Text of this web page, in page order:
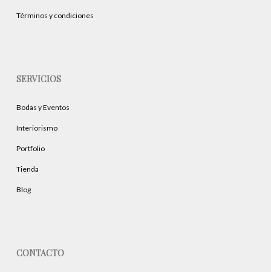
Términos y condiciones
SERVICIOS
Bodas y Eventos
Interiorismo
Portfolio
Tienda
Blog
CONTACTO